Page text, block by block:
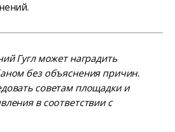
Гугл может наградить
без объяснения причин.
советам площадки и
в соответствии с